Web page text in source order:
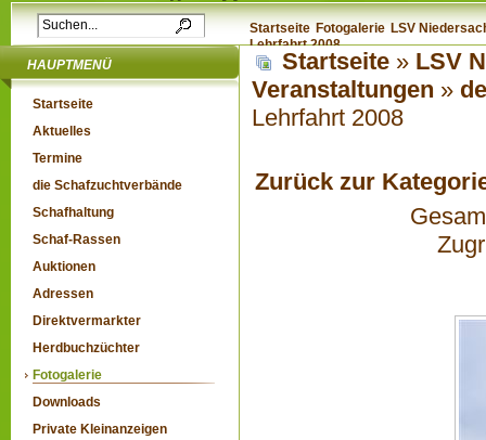
Startseite Fotogalerie LSV
Lehrfahrt 2008
HAUPTMENÜ
Startseite
Aktuelles
Termine
die Schafzuchtverbände
Schafhaltung
Schaf-Rassen
Auktionen
Adressen
Direktvermarkter
Herdbuchzüchter
Fotogalerie
Downloads
Private Kleinanzeigen
Startseite » LSV
Veranstaltungen »
Lehrfahrt 2008
Zurück zur